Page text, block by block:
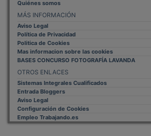
MÁS INFORMACIÓN
Aviso Legal
Política de Privacidad
Politica de Cookies
Mas informacion sobre las cookies
BASES CONCURSO FOTOGRAFÍA LAVANDA
OTROS ENLACES
Sistemas Integrales Cualificados
Entrada Bloggers
Aviso Legal
Configuración de Cookies
Empleo Trabajando.es